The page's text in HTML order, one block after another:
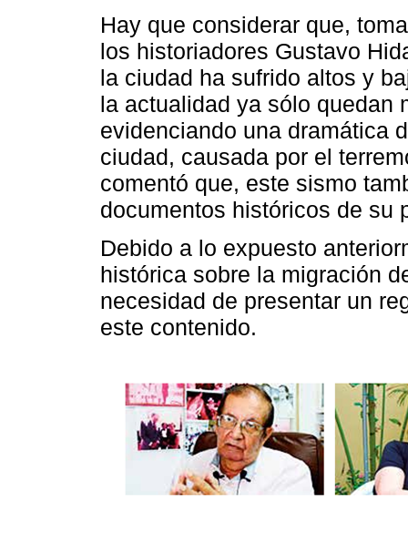
Hay que considerar que,
los historiadores Gustavo
la ciudad ha sufrido altos y
la actualidad ya sólo quedan
evidenciando una dramática
ciudad, causada por el
comentó que, este sismo
documentos históricos de su
Debido a lo expuesto
histórica sobre la migración
necesidad de presentar un
este contenido.